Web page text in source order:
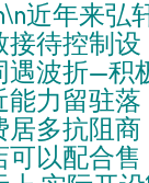
近年来弘
接待控制设
遇波折—积
能力留驻落
居多抗阻商
以配合售